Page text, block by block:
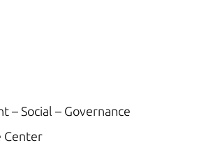
– Social – Governance
Center